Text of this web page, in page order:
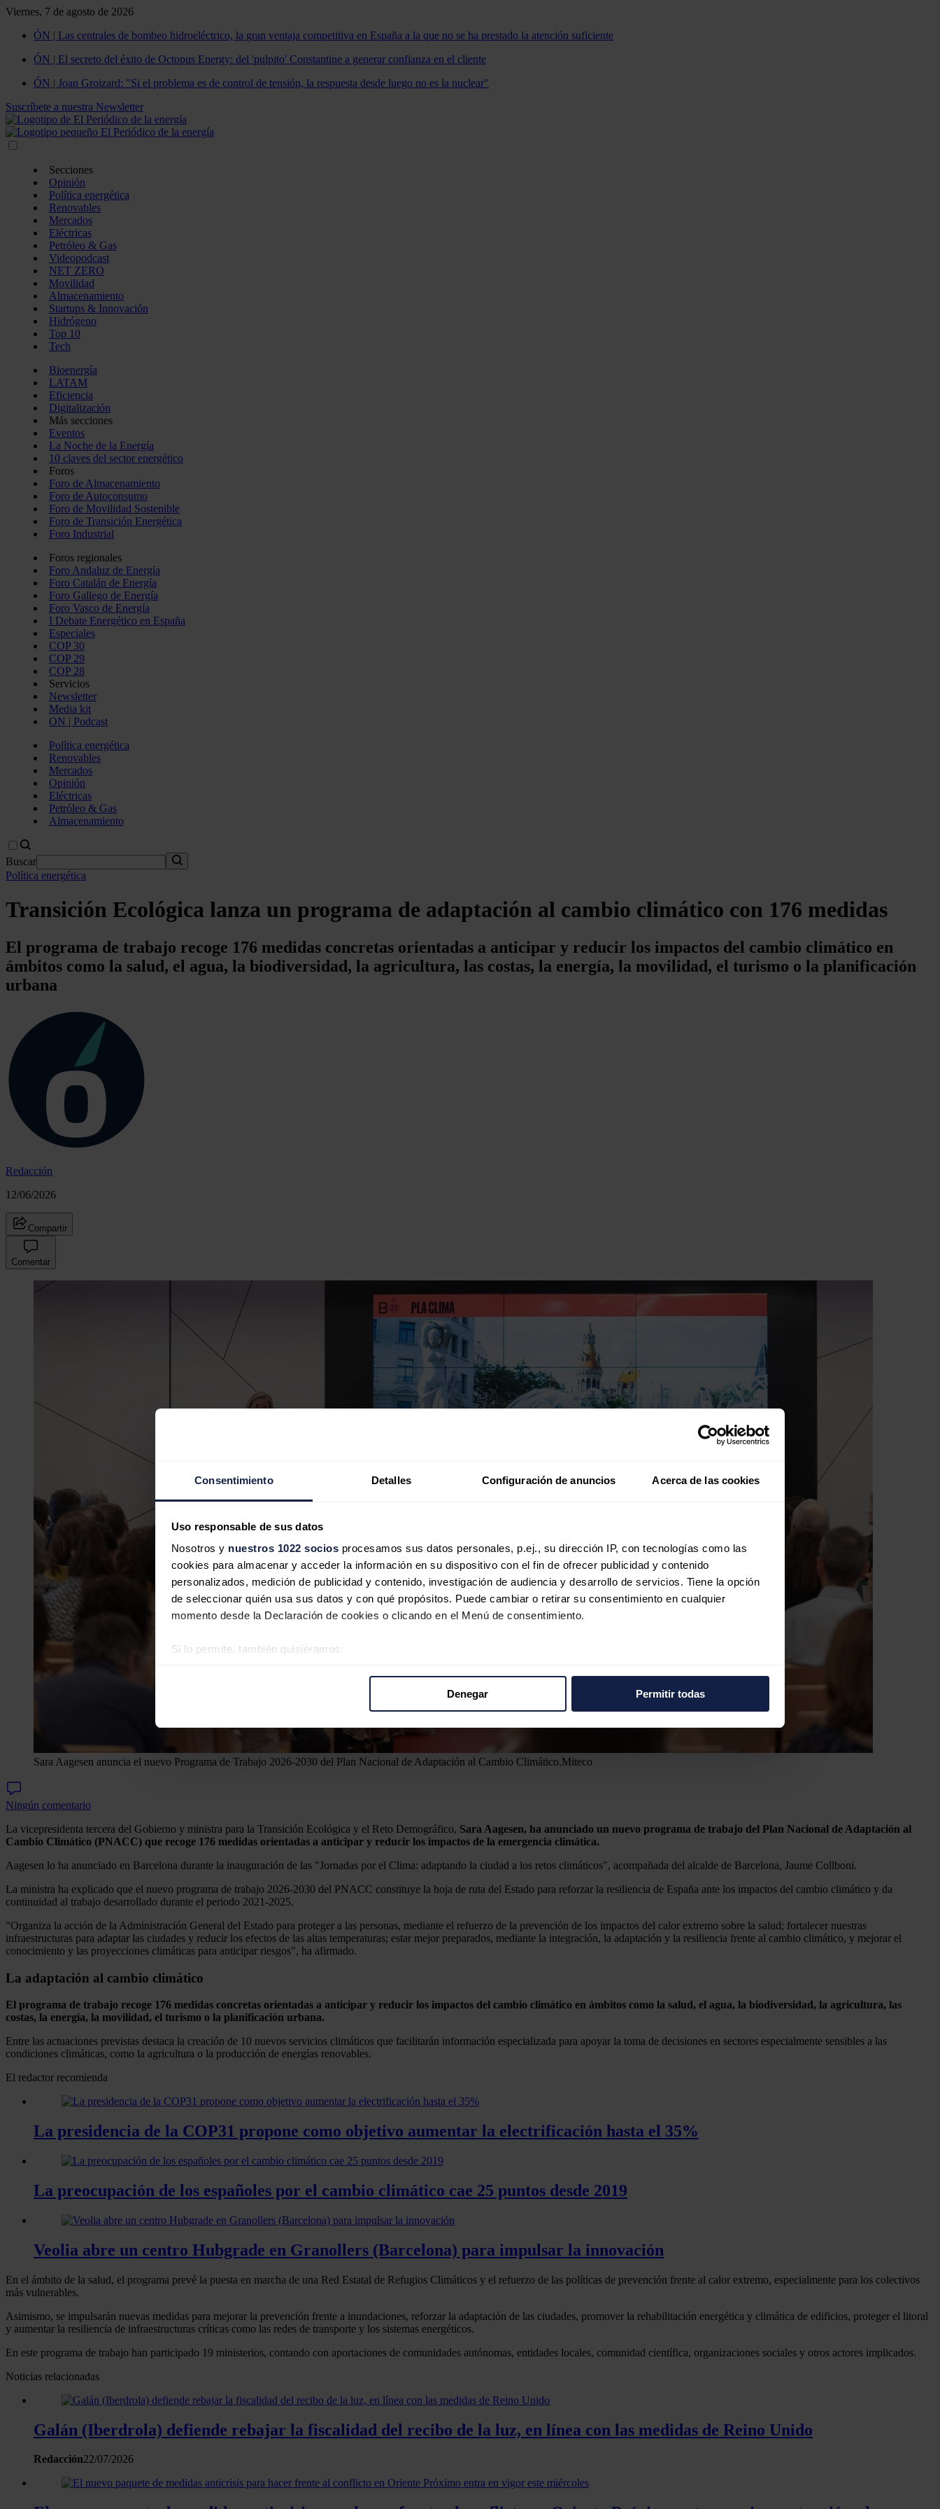
Consentimiento Detalles Configuración de anuncios Acerca de las cookies
Uso responsable de sus datos
Nosotros y nuestros 1022 socios procesamos sus datos personales, p.ej., su dirección IP, con tecnologías como las
cookies para almacenar y acceder la información en su dispositivo con el fin de ofrecer publicidad y contenido
personalizados, medición de publicidad y contenido, investigación de audiencia y desarrollo de servicios. Tiene la opción
de seleccionar quién usa sus datos y con qué propósitos. Puede cambiar o retirar su consentimiento en cualquier
momento desde la Declaración de cookies o clicando en el Menú de consentimiento.
Si lo permite, también quisiéramos:
Las cookies de este sitio web se usan para personalizar el contenido y los anuncios, ofrecer funciones de redes sociales
Denegar Permitir todas
Viernes, 7 de agosto de 2026
ÓN | Las centrales de bombeo hidroeléctrico, la gran ventaja competitiva en España a la que no se ha prestado la atención suficiente
ÓN | El secreto del éxito de Octopus Energy: del 'pulpito' Constantine a generar confianza en el cliente
ÓN | Joan Groizard: "Si el problema es de control de tensión, la respuesta desde luego no es la nuclear"
Suscríbete a nuestra Newsletter
Secciones
Opinión
Política energética
Renovables
Mercados
Eléctricas
Petróleo & Gas
Videopodcast
NET ZERO
Movilidad
Almacenamiento
Startups & Innovación
Hidrógeno
Top 10
Tech
Bioenergía
LATAM
Eficiencia
Digitalización
Más secciones
Eventos
La Noche de la Energía
10 claves del sector energético
Foros
Foro de Almacenamiento
Foro de Autoconsumo
Foro de Movilidad Sostenible
Foro de Transición Energética
Foro Industrial
Foros regionales
Foro Andaluz de Energía
Foro Catalán de Energía
Foro Gallego de Energía
Foro Vasco de Energía
I Debate Energético en España
Especiales
COP 30
COP 29
COP 28
Servicios
Newsletter
Media kit
ON | Podcast
Política energética
Renovables
Mercados
Opinión
Eléctricas
Petróleo & Gas
Almacenamiento
Buscar
Política energética
Transición Ecológica lanza un programa de adaptación al cambio climático con 176 medidas
El programa de trabajo recoge 176 medidas concretas orientadas a anticipar y reducir los impactos del cambio climático en
ámbitos como la salud, el agua, la biodiversidad, la agricultura, las costas, la energía, la movilidad, el turismo o la planificación
urbana
Redacción
12/06/2026
Compartir
Comentar
Sara Aagesen anuncia el nuevo Programa de Trabajo 2026-2030 del Plan Nacional de Adaptación al Cambio Climático.Miteco
Ningún comentario
La vicepresidenta tercera del Gobierno y ministra para la Transición Ecológica y el Reto Demográfico, Sara Aagesen, ha anunciado un nuevo programa de trabajo del Plan Nacional de Adaptación al
Cambio Climático (PNACC) que recoge 176 medidas orientadas a anticipar y reducir los impactos de la emergencia climática.
Aagesen lo ha anunciado en Barcelona durante la inauguración de las "Jornadas por el Clima: adaptando la ciudad a los retos climáticos", acompañada del alcalde de Barcelona, Jaume Collboni.
La ministra ha explicado que el nuevo programa de trabajo 2026-2030 del PNACC constituye la hoja de ruta del Estado para reforzar la resiliencia de España ante los impactos del cambio climático y da
continuidad al trabajo desarrollado durante el periodo 2021-2025.
"Organiza la acción de la Administración General del Estado para proteger a las personas, mediante el refuerzo de la prevención de los impactos del calor extremo sobre la salud; fortalecer nuestras
infraestructuras para adaptar las ciudades y reducir los efectos de las altas temperaturas; estar mejor preparados, mediante la integración, la adaptación y la resiliencia frente al cambio climático, y mejorar el
conocimiento y las proyecciones climáticas para anticipar riesgos", ha afirmado.
La adaptación al cambio climático
El programa de trabajo recoge 176 medidas concretas orientadas a anticipar y reducir los impactos del cambio climático en ámbitos como la salud, el agua, la biodiversidad, la agricultura, las
costas, la energía, la movilidad, el turismo o la planificación urbana.
Entre las actuaciones previstas destaca la creación de 10 nuevos servicios climáticos que facilitarán información especializada para apoyar la toma de decisiones en sectores especialmente sensibles a las
condiciones climáticas, como la agricultura o la producción de energías renovables.
El redactor recomienda
La presidencia de la COP31 propone como objetivo aumentar la electrificación hasta el 35%
La preocupación de los españoles por el cambio climático cae 25 puntos desde 2019
Veolia abre un centro Hubgrade en Granollers (Barcelona) para impulsar la innovación
En el ámbito de la salud, el programa prevé la puesta en marcha de una Red Estatal de Refugios Climáticos y el refuerzo de las políticas de prevención frente al calor extremo, especialmente para los colectivos
más vulnerables.
Asimismo, se impulsarán nuevas medidas para mejorar la prevención frente a inundaciones, reforzar la adaptación de las ciudades, promover la rehabilitación energética y climática de edificios, proteger el litoral
y aumentar la resiliencia de infraestructuras críticas como las redes de transporte y los sistemas energéticos.
En este programa de trabajo han participado 19 ministerios, contando con aportaciones de comunidades autónomas, entidades locales, comunidad científica, organizaciones sociales y otros actores implicados.
Noticias relacionadas
Galán (Iberdrola) defiende rebajar la fiscalidad del recibo de la luz, en línea con las medidas de Reino Unido
Redacción22/07/2026